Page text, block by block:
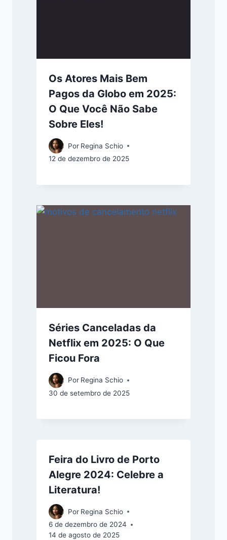
Os Atores Mais Bem
Pagos da Globo em 2025:
O Que Você Não Sabe
Sobre Eles!
Por Regina Schio
12 de dezembro de 2025
Séries Canceladas da
Netflix em 2025: O Que
Ficou Fora
Por Regina Schio
30 de setembro de 2025
Feira do Livro de Porto
Alegre 2024: Celebre a
Literatura!
Por Regina Schio
6 de dezembro de 2024
14 de agosto de 2025